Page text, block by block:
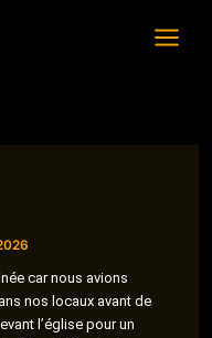
car nous avions
nos locaux avant de
l’église pour un